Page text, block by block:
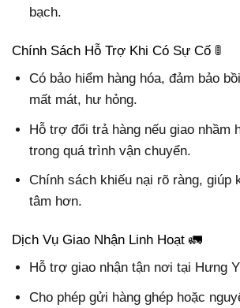
bạch.
Chính Sách Hỗ Trợ Khi Có Sự Cố 🚦
Có bảo hiểm hàng hóa, đảm bảo
mất mát, hư hỏng.
Hỗ trợ đổi trả hàng nếu giao nhầm
trong quá trình vận chuyển.
Chính sách khiếu nại rõ ràng, giúp
tâm hơn.
Dịch Vụ Giao Nhận Linh Hoạt 🚛
Hỗ trợ giao nhận tận nơi tại Hưng
Cho phép gửi hàng ghép hoặc